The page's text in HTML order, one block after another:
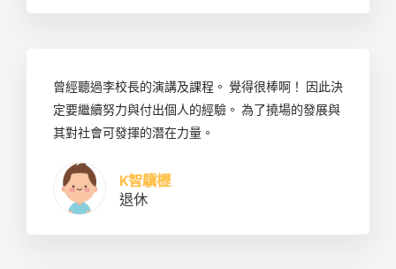
曾經聽過李校長的演講及課程。 覺得很棒啊！ 因此決
定要繼續努力與付出個人的經驗。 為了撓場的發展與
其對社會可發揮的潛在力量。
K智驥櫪
退休